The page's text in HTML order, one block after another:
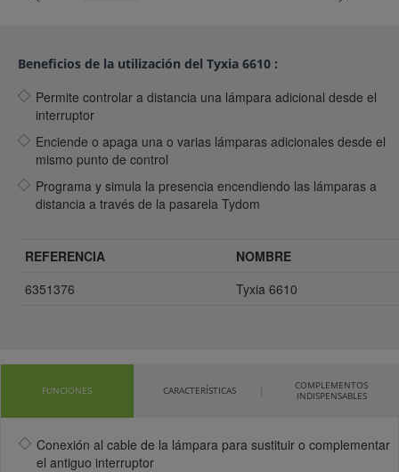
Beneficios de la utilización del Tyxia 6610 :
Permite controlar a distancia una lámpara adicional desde el
interruptor
Enciende o apaga una o varias lámparas adicionales desde el
mismo punto de control
Programa y simula la presencia encendiendo las lámparas a
distancia a través de la pasarela Tydom
REFERENCIA
NOMBRE
6351376
Tyxia 6610
FUNCIONES CARACTERÍSTICAS
COMPLEMENTOS
INDISPENSABLES
Conexión al cable de la lámpara para sustituir o complementar
el antiguo interruptor